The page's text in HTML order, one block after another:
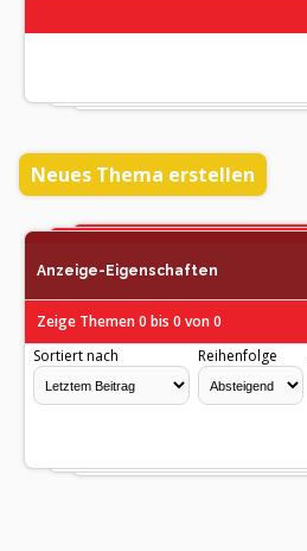
Neues Thema erstellen
Anzeige-Eigenschaften
Zeige Themen 0 bis 0 von 0
Sortiert nach
Reihenfolge